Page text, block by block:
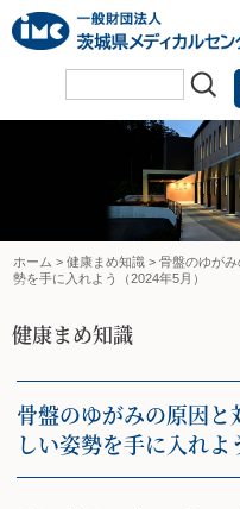
Skip
to
content
ホーム > 健康まめ知識 > 骨盤のゆが
勢を手に入れよう（2024年5月）
健康まめ知識
骨盤のゆがみの原因
しい姿勢を手に入れよ